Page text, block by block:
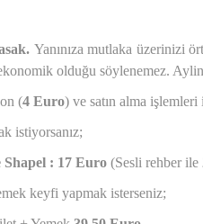
Yanınıza mutlaka üzerinizi
olduğu söylenemez.
(4 Euro) ve satın alma işlemleri
istiyorsanız;
: 17 Euro (Sesli rehber ile
keyfi yapmak isterseniz;